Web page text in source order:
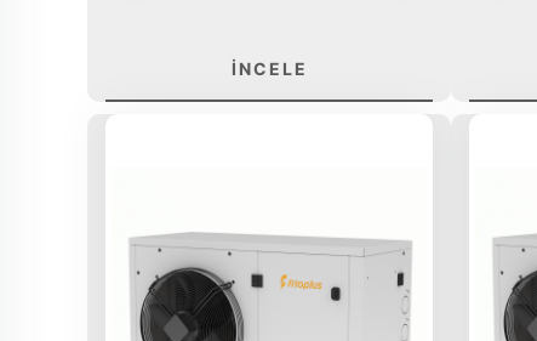
İNCELE